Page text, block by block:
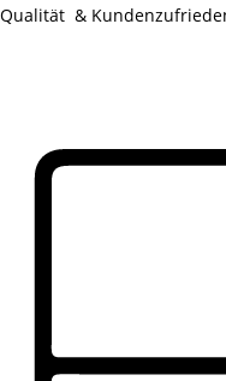
Qualität &